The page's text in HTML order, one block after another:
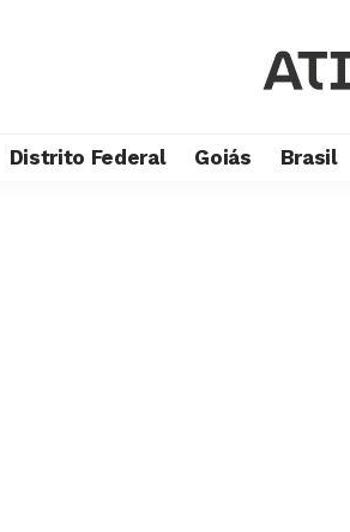
Distrito Federal Goiás Brasil